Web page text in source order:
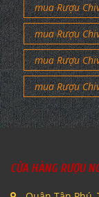
mua Rượu
mua Rượu
mua Rượu
mua Rượu
CỬA HÀNG RƯỢU